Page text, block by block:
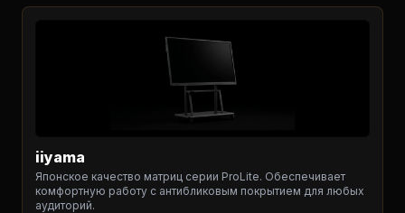
iiyama
Японское качество матриц серии ProLite. Обеспечивает
комфортную работу с антибликовым покрытием для любых
аудиторий.